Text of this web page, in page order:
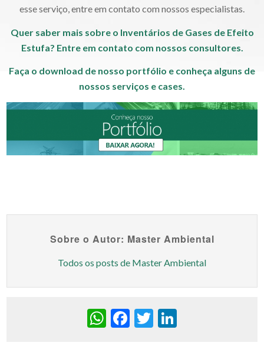
esse serviço, entre em contato com nossos especialistas.
Quer saber mais sobre o Inventários de Gases de Efeito
Estufa? Entre em contato com nossos consultores.
Faça o download de nosso portfólio e conheça alguns de
nossos serviços e cases.
Sobre o Autor: Master Ambiental
Todos os posts de Master Ambiental
WhatsApp
Facebook
Twitter